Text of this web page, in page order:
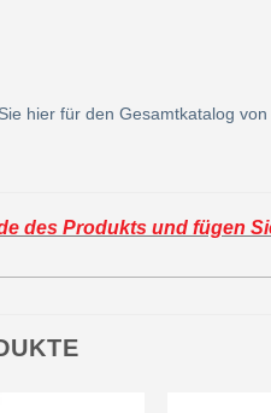
hier für den Gesamtkatalog
des Produkts und fügen